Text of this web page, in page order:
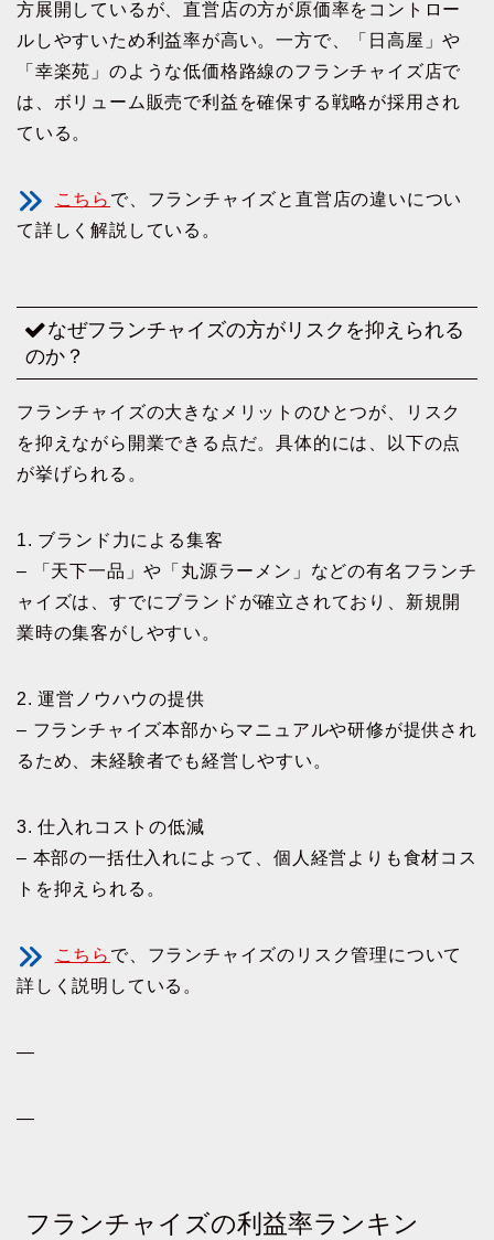
方展開しているが、直営店の方が原価率をコントロー
ルしやすいため利益率が高い。一方で、「日高屋」や
「幸楽苑」のような低価格路線のフランチャイズ店で
は、ボリューム販売で利益を確保する戦略が採用され
ている。
こちら で、フランチャイズと直営店の違いについ
て詳しく解説している。
なぜフランチャイズの方がリスクを抑えられる
のか？
フランチャイズの大きなメリットのひとつが、リスク
を抑えながら開業できる点だ。具体的には、以下の点
が挙げられる。
1. ブランド力による集客
– 「天下一品」や「丸源ラーメン」などの有名フランチ
ャイズは、すでにブランドが確立されており、新規開
業時の集客がしやすい。
2. 運営ノウハウの提供
– フランチャイズ本部からマニュアルや研修が提供され
るため、未経験者でも経営しやすい。
3. 仕入れコストの低減
– 本部の一括仕入れによって、個人経営よりも食材コス
トを抑えられる。
こちら で、フランチャイズのリスク管理について
詳しく説明している。
—
—
フランチャイズの利益率ランキン